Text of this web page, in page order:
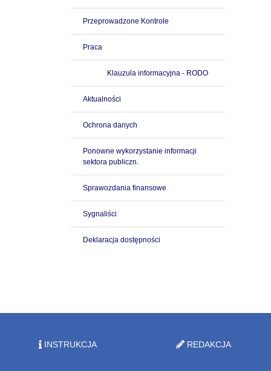
Przeprowadzone Kontrole
Praca
Klauzula informacyjna - RODO
Aktualności
Ochrona danych
Ponowne wykorzystanie informacji
sektora publiczn.
Sprawozdania finansowe
Sygnaliści
Deklaracja dostępności
INSTRUKCJA REDAKCJA